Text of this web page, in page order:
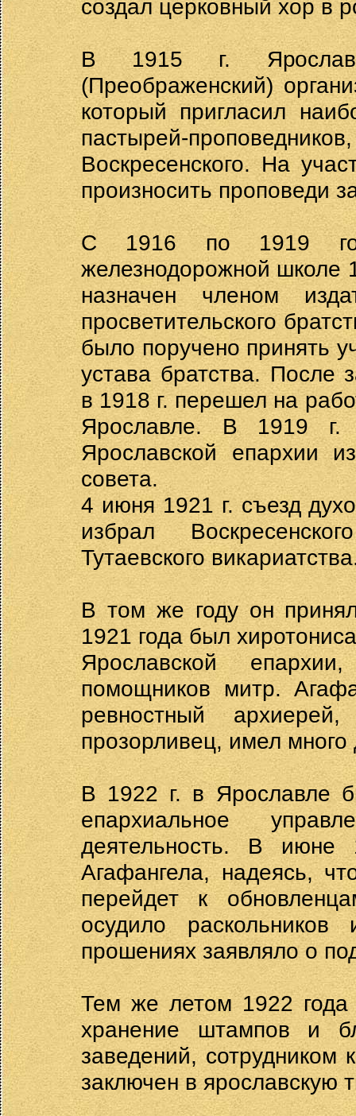
создал церковный хор в
В 1915 г.
(Преображенский)
который пригласил
пастырей-
Воскресенского. На
произносить проповеди
С 1916 по 1919 год
железнодорожной школе
назначен членом
просветительского
было поручено принять
устава братства. После
в 1918 г. перешел на
Ярославле. В 1919 г.
Ярославской епархии
совета.
4 июня 1921 г. съезд
избрал
Тутаевского
В том же году он
1921 года был
Ярославской
помощников митр.
ревностный
прозорливец, имел много
В 1922 г. в Ярославле
епархиальное
деятельность. В
Агафангела, надеясь,
перейдет к
осудило
прошениях заявляло о
Тем же летом 1922
хранение штампов и
заведений, сотрудником
заключен в ярославскую